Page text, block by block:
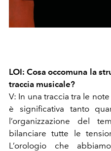
LOI: Cosa occomuna la
traccia musicale?
V: In una traccia tra le
è significativa tanto
l’organizzazione del
bilanciare tutte le
L’orologio che